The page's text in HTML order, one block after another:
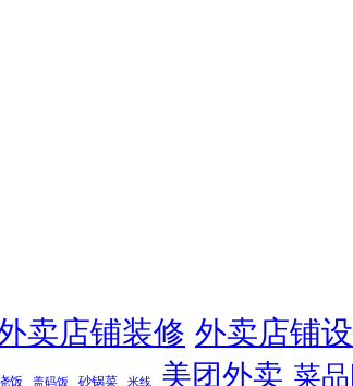
卖店铺装修 外卖店铺
饭 盖码饭 砂锅菜 米线 美团外卖 菜